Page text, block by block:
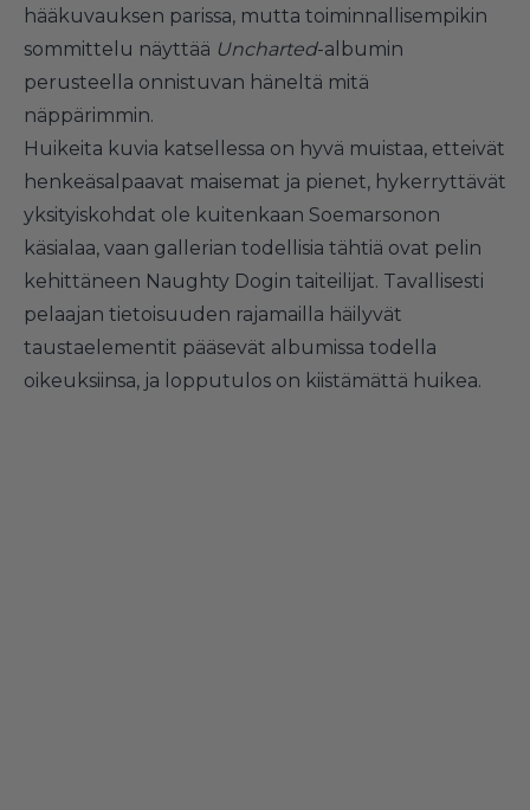
hääkuvauksen parissa, mutta toiminnallisempikin
sommittelu näyttää Uncharted-albumin
perusteella onnistuvan häneltä mitä
näppärimmin.
Huikeita kuvia katsellessa on hyvä muistaa, etteivät
henkeäsalpaavat maisemat ja pienet, hykerryttävät
yksityiskohdat ole kuitenkaan Soemarsonon
käsialaa, vaan gallerian todellisia tähtiä ovat pelin
kehittäneen Naughty Dogin taiteilijat. Tavallisesti
pelaajan tietoisuuden rajamailla häilyvät
taustaelementit pääsevät albumissa todella
oikeuksiinsa, ja lopputulos on kiistämättä huikea.